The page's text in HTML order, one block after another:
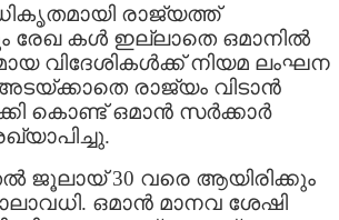
രാജ്യത്ത്
രേഖ കൾ ഇല്ലാതെ ഒമാനില്‍
വിദേശികൾക്ക് നിയമ ലംഘന
രാജ്യം വിടാൻ
കൊണ്ട് ഒമാൻ സർക്കാർ
ജൂലായ് 30 വരെ ആയിരിക്കും
ഒമാന്‍ മാനവ ശേഷി